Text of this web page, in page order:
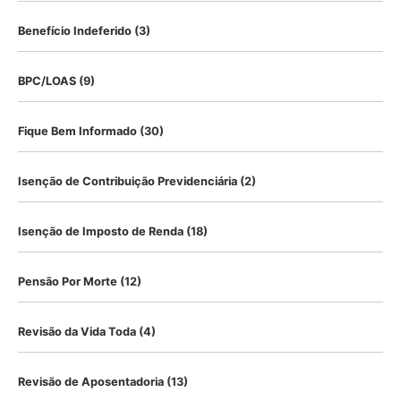
Benefício Indeferido (3)
BPC/LOAS (9)
Fique Bem Informado (30)
Isenção de Contribuição Previdenciária (2)
Isenção de Imposto de Renda (18)
Pensão Por Morte (12)
Revisão da Vida Toda (4)
Revisão de Aposentadoria (13)